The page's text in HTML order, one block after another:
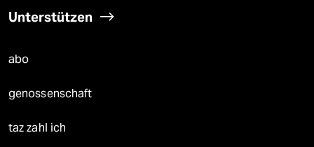
Unterstützen
abo
genossenschaft
taz zahl ich